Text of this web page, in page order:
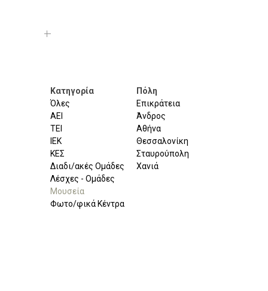
Κατηγορία
Όλες
ΑΕΙ
ΤΕΙ
ΙΕΚ
ΚΕΣ
Διαδι/ακές Ομάδες
Λέσχες - Ομάδες
Μουσεία
Φωτο/φικά Κέντρα
Πόλη
Επικράτεια
Άνδρος
Αθήνα
Θεσσαλονίκη
Σταυρούπολη
Χανιά